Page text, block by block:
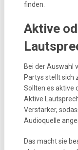
finden.
Aktive
Bei der Auswahl
Partys stellt sich
Sollten es aktive
Aktive
Verstärker,
Audioquelle
Das macht sie